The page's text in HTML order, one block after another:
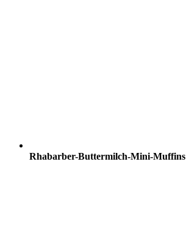
Rhabarber-Buttermilch-Mini-Muffins